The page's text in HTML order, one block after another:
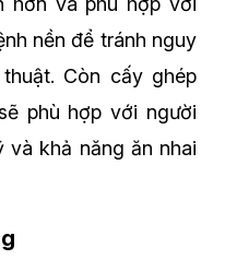
nền để tránh nguy
Còn cấy ghép
phù hợp với người
khả năng ăn nhai